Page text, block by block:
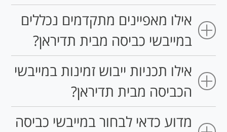
אילו מאפיינים מתקדמים נכללים
במייבשי כביסה מבית תדיראן?
אילו תכניות ייבוש זמינות במייבשי
הכביסה מבית תדיראן?
מדוע כדאי לבחור במייבשי כביסה